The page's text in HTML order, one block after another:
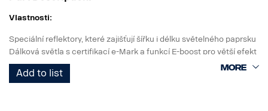
Vlastnosti:
Speciální reflektory, které zajišťují šířku i délku světelného paprsku
Dálková světla s certifikací e-Mark a funkcí E-boost pro větší efekt
Elegantní bílé nebo oranžové obrysové světlo
Vysoká odolnost s krytím IP68/IP69K
Add to list